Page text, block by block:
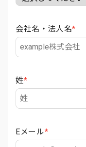
会社名・法人名*
姓*
Eメール*